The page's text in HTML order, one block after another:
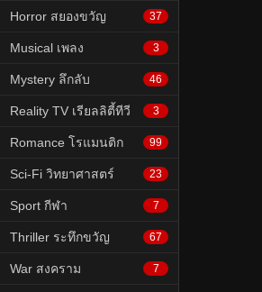
Horror สยองขวัญ 37
Musical เพลง 3
Mystery ลึกลับ 46
Reality TV เรียลลิตี้ทีวี 3
Romance โรแมนติก 99
Sci-Fi วิทยาศาสตร์ 23
Sport กีฬา 7
Thriller ระทึกขวัญ 67
War สงคราม 7